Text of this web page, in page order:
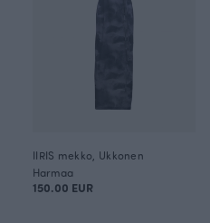
IIRIS mekko, Ukkonen
Harmaa
150.00 EUR